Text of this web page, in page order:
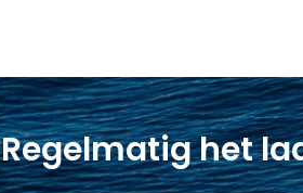
Regelmatig het